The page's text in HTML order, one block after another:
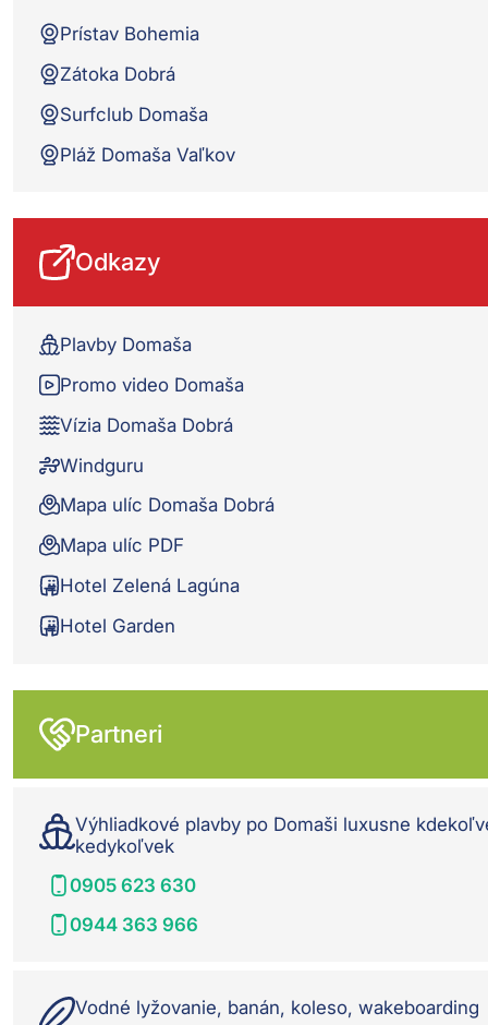
Prístav Bohemia
Zátoka Dobrá
Surfclub Domaša
Pláž Domaša Vaľkov
Odkazy
Plavby Domaša
Promo video Domaša
Vízia Domaša Dobrá
Windguru
Mapa ulíc Domaša Dobrá
Mapa ulíc PDF
Hotel Zelená Lagúna
Hotel Garden
Partneri
Výhliadkové plavby po Domaši luxusne
kedykoľvek
0905 623 630
0944 363 966
Vodné lyžovanie, banán, koleso, wakeboarding